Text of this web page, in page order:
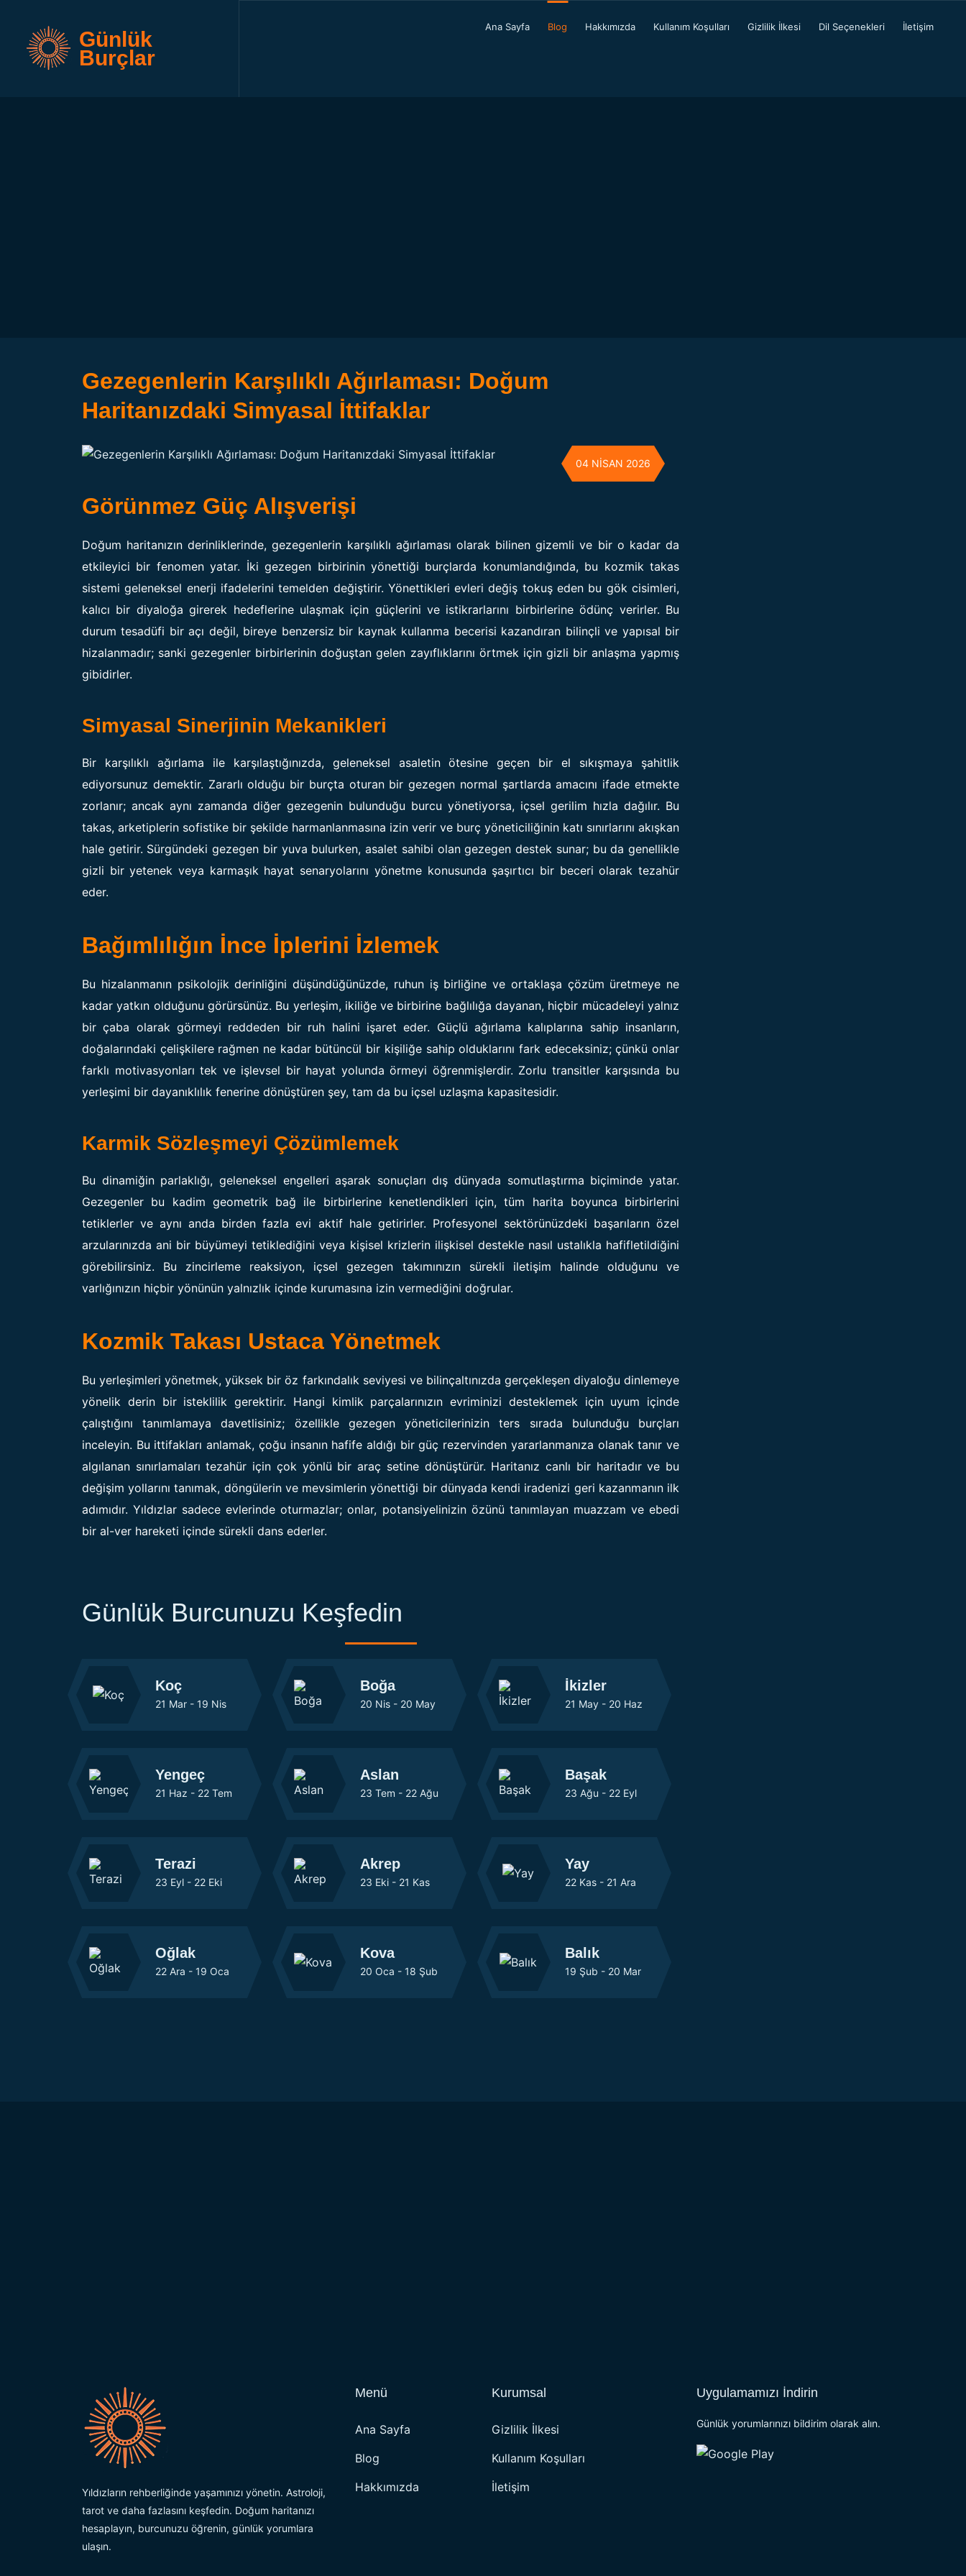
Günlük
Burçlar
Ana Sayfa Blog Hakkımızda Kullanım Koşulları Gizlilik İlkesi Dil Seçenekleri İletişim
Gezegenlerin Karşılıklı Ağırlaması: Doğum
Haritanızdaki Simyasal İttifaklar
04 NISAN 2026
Görünmez Güç Alışverişi
Doğum haritanızın derinliklerinde, gezegenlerin karşılıklı ağırlaması olarak bilinen gizemli ve bir o kadar da
etkileyici bir fenomen yatar. İki gezegen birbirinin yönettiği burçlarda konumlandığında, bu kozmik takas
sistemi geleneksel enerji ifadelerini temelden değiştirir. Yönettikleri evleri değiş tokuş eden bu gök cisimleri,
kalıcı bir diyaloğa girerek hedeflerine ulaşmak için güçlerini ve istikrarlarını birbirlerine ödünç verirler. Bu
durum tesadüfi bir açı değil, bireye benzersiz bir kaynak kullanma becerisi kazandıran bilinçli ve yapısal bir
hizalanmadır; sanki gezegenler birbirlerinin doğuştan gelen zayıflıklarını örtmek için gizli bir anlaşma yapmış
gibidirler.
Simyasal Sinerjinin Mekanikleri
Bir karşılıklı ağırlama ile karşılaştığınızda, geleneksel asaletin ötesine geçen bir el sıkışmaya şahitlik
ediyorsunuz demektir. Zararlı olduğu bir burçta oturan bir gezegen normal şartlarda amacını ifade etmekte
zorlanır; ancak aynı zamanda diğer gezegenin bulunduğu burcu yönetiyorsa, içsel gerilim hızla dağılır. Bu
takas, arketiplerin sofistike bir şekilde harmanlanmasına izin verir ve burç yöneticiliğinin katı sınırlarını akışkan
hale getirir. Sürgündeki gezegen bir yuva bulurken, asalet sahibi olan gezegen destek sunar; bu da genellikle
gizli bir yetenek veya karmaşık hayat senaryolarını yönetme konusunda şaşırtıcı bir beceri olarak tezahür
eder.
Bağımlılığın İnce İplerini İzlemek
Bu hizalanmanın psikolojik derinliğini düşündüğünüzde, ruhun iş birliğine ve ortaklaşa çözüm üretmeye ne
kadar yatkın olduğunu görürsünüz. Bu yerleşim, ikiliğe ve birbirine bağlılığa dayanan, hiçbir mücadeleyi yalnız
bir çaba olarak görmeyi reddeden bir ruh halini işaret eder. Güçlü ağırlama kalıplarına sahip insanların,
doğalarındaki çelişkilere rağmen ne kadar bütüncül bir kişiliğe sahip olduklarını fark edeceksiniz; çünkü onlar
farklı motivasyonları tek ve işlevsel bir hayat yolunda örmeyi öğrenmişlerdir. Zorlu transitler karşısında bu
yerleşimi bir dayanıklılık fenerine dönüştüren şey, tam da bu içsel uzlaşma kapasitesidir.
Karmik Sözleşmeyi Çözümlemek
Bu dinamiğin parlaklığı, geleneksel engelleri aşarak sonuçları dış dünyada somutlaştırma biçiminde yatar.
Gezegenler bu kadim geometrik bağ ile birbirlerine kenetlendikleri için, tüm harita boyunca birbirlerini
tetiklerler ve aynı anda birden fazla evi aktif hale getirirler. Profesyonel sektörünüzdeki başarıların özel
arzularınızda ani bir büyümeyi tetiklediğini veya kişisel krizlerin ilişkisel destekle nasıl ustalıkla hafifletildiğini
görebilirsiniz. Bu zincirleme reaksiyon, içsel gezegen takımınızın sürekli iletişim halinde olduğunu ve
varlığınızın hiçbir yönünün yalnızlık içinde kurumasına izin vermediğini doğrular.
Kozmik Takası Ustaca Yönetmek
Bu yerleşimleri yönetmek, yüksek bir öz farkındalık seviyesi ve bilinçaltınızda gerçekleşen diyaloğu dinlemeye
yönelik derin bir isteklilik gerektirir. Hangi kimlik parçalarınızın evriminizi desteklemek için uyum içinde
çalıştığını tanımlamaya davetlisiniz; özellikle gezegen yöneticilerinizin ters sırada bulunduğu burçları
inceleyin. Bu ittifakları anlamak, çoğu insanın hafife aldığı bir güç rezervinden yararlanmanıza olanak tanır ve
algılanan sınırlamaları tezahür için çok yönlü bir araç setine dönüştürür. Haritanız canlı bir haritadır ve bu
değişim yollarını tanımak, döngülerin ve mevsimlerin yönettiği bir dünyada kendi iradenizi geri kazanmanın ilk
adımıdır. Yıldızlar sadece evlerinde oturmazlar; onlar, potansiyelinizin özünü tanımlayan muazzam ve ebedi
bir al-ver hareketi içinde sürekli dans ederler.
Günlük Burcunuzu Keşfedin
Koç
21 Mar - 19 Nis
Boğa
20 Nis - 20 May
İkizler
21 May - 20 Haz
Yengeç
21 Haz - 22 Tem
Aslan
23 Tem - 22 Ağu
Başak
23 Ağu - 22 Eyl
Terazi
23 Eyl - 22 Eki
Akrep
23 Eki - 21 Kas
Yay
22 Kas - 21 Ara
Oğlak
22 Ara - 19 Oca
Kova
20 Oca - 18 Şub
Balık
19 Şub - 20 Mar
Yıldızların rehberliğinde yaşamınızı yönetin. Astroloji,
tarot ve daha fazlasını keşfedin. Doğum haritanızı
hesaplayın, burcunuzu öğrenin, günlük yorumlara
ulaşın.
Menü
Ana Sayfa
Blog
Hakkımızda
Kurumsal
Gizlilik İlkesi
Kullanım Koşulları
İletişim
Uygulamamızı İndirin
Günlük yorumlarınızı bildirim olarak alın.